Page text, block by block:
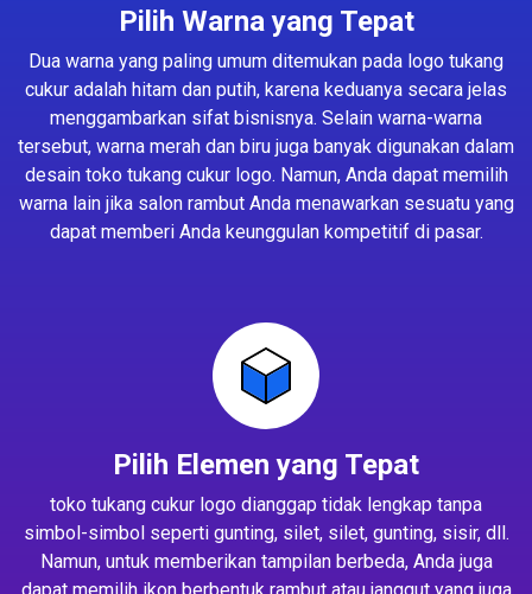
Pilih Warna yang Tepat
Dua warna yang paling umum ditemukan pada logo tukang
cukur adalah hitam dan putih, karena keduanya secara jelas
menggambarkan sifat bisnisnya. Selain warna-warna
tersebut, warna merah dan biru juga banyak digunakan dalam
desain toko tukang cukur logo. Namun, Anda dapat memilih
warna lain jika salon rambut Anda menawarkan sesuatu yang
dapat memberi Anda keunggulan kompetitif di pasar.
Pilih Elemen yang Tepat
toko tukang cukur logo dianggap tidak lengkap tanpa
simbol-simbol seperti gunting, silet, silet, gunting, sisir, dll.
Namun, untuk memberikan tampilan berbeda, Anda juga
dapat memilih ikon berbentuk rambut atau janggut yang juga